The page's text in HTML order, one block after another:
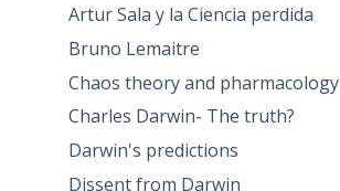
Artur Sala y la Ciencia perdida
Bruno Lemaitre
Chaos theory and pharmacology
Charles Darwin- The truth?
Darwin's predictions
Dissent from Darwin